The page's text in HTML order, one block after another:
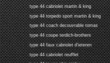
type 44 cabriolet martin & king
type 44 torpedo sport martin & king
type 44 coach decouvrable tomas
type 44 coupe terdich-brothers
type 44 faux cabriolet d'ieteren
type 44 cabriolet reufflet